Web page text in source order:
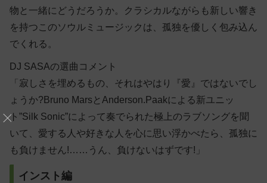
物と一緒にどうだろうか。クラシカルながらも新しい響き
を持つこのソウルミュージックは、孤独を優しく包み込ん
でくれる。
DJ SASAの選曲コメント
「寂しさを埋めるもの、それはやはり『愛』ではないでし
ょうか?Bruno MarsとAnderson.Paakによる新ユニッ
ト”Silk Sonic”によって奏でられた極上のラブソングを聞
いて、愛する人や好きな人を心に思い浮かべたら、孤独に
も負けません!……うん、負けないはずです!」
インスト編